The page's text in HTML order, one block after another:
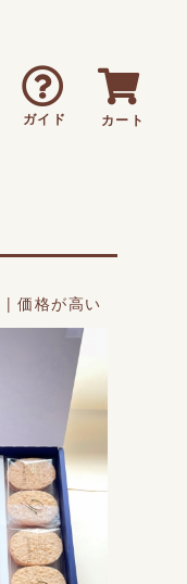
ガイド カート
|価格が高い